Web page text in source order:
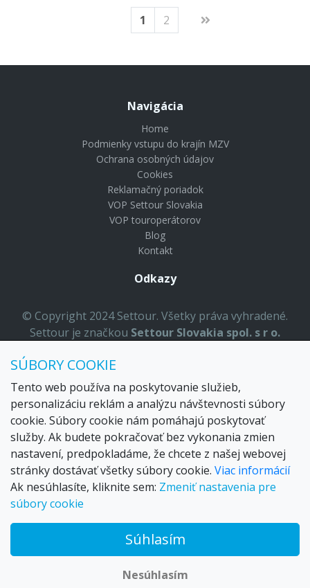
1 2
Navigácia
Home
Podmienky vstupu do krajín MZV
Ochrana osobných údajov
Cookies
Reklamačný poriadok
VOP Settour Slovakia
VOP touroperátorov
Blog
Kontakt
Odkazy
© Copyright 2024 Settour. Všetky práva vyhradené.
Settour je značkou Settour Slovakia spol. s r o.
Email:
Telefón: 02 529 279 17, 529 328 68-9
IČO : 36179825
ID-DPH:SK2020057314
OR SRBratislava I. odd.: Sro, vložka: 29873/V
SÚBORY COOKIE
Tento web používa na poskytovanie služieb,
personalizáciu reklám a analýzu návštevnosti súbory
cookie. Súbory cookie nám pomáhajú poskytovať
služby. Ak budete pokračovať bez vykonania zmien
nastavení, predpokladáme, že chcete z našej webovej
stránky dostávať všetky súbory cookie. Viac informácií
Ak nesúhlasíte, kliknite sem: Zmeniť nastavenia pre
súbory cookie
Súhlasím
Nesúhlasím